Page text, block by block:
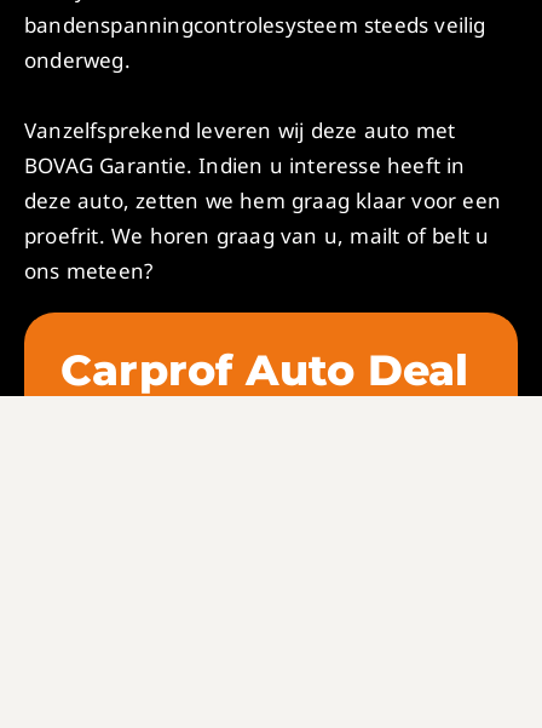
bandenspanningcontrolesysteem steeds veilig
onderweg.
Vanzelfsprekend leveren wij deze auto met
BOVAG Garantie. Indien u interesse heeft in
deze auto, zetten we hem graag klaar voor een
proefrit. We horen graag van u, mailt of belt u
ons meteen?
Carprof Auto Deal
koop zeker